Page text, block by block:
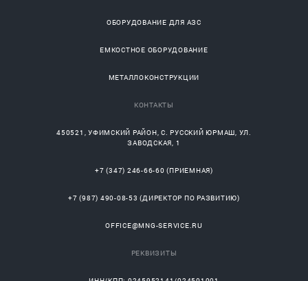
ОБОРУДОВАНИЕ ДЛЯ АЗС
ЕМКОСТНОЕ ОБОРУДОВАНИЕ
МЕТАЛЛОКОНСТРУКЦИИ
КОНТАКТЫ
450521 ,УФИМСКИЙ РАЙОН, С.РУССКИЙ ЮРМАШ, УЛ.
ЗАВОДСКАЯ, 1
+7 (347) 246-66-60 (ПРИЕМНАЯ)
+7 (987) 490-08-53 (ДИРЕКТОР ПО РАЗВИТИЮ)
OFFICE@MNG-SERVICE.RU
РЕКВИЗИТЫ